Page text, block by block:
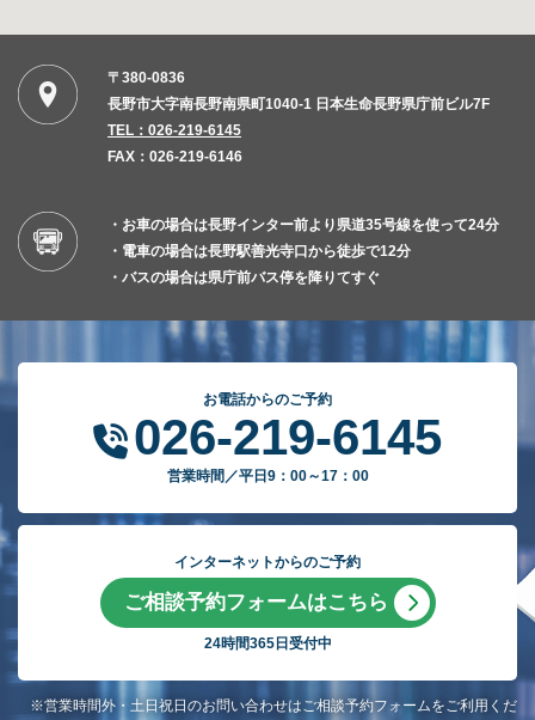
〒380-0836
長野市大字南長野南県町1040-1 日本生命長野県庁前ビル7F
TEL：026-219-6145
FAX：026-219-6146
・お車の場合は長野インター前より県道35号線を使って24分
・電車の場合は長野駅善光寺口から徒歩で12分
・バスの場合は県庁前バス停を降りてすぐ
お電話からのご予約
026-219-6145
営業時間／平日9：00～17：00
インターネットからのご予約
ご相談予約フォームはこちら
24時間365日受付中
※営業時間外・土日祝日のお問い合わせはご相談予約フォームをご利用くだ